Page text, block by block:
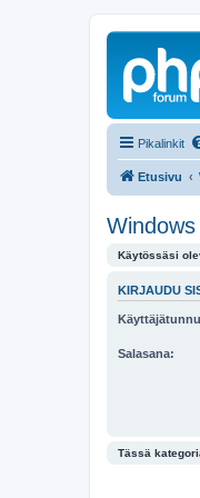
Pikalinkit
Etusivu
Käytössäsi
KIRJAUDU
Salasana:
Tässä